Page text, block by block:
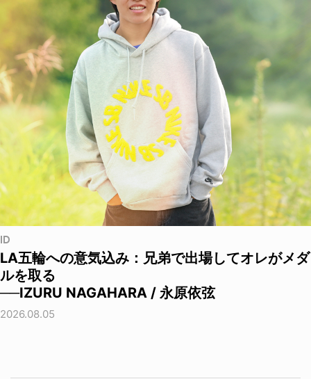
ID
LA五輪への意気込み：兄弟で出場してオレがメダ
ルを取る
──IZURU NAGAHARA / 永原依弦
2026.08.05